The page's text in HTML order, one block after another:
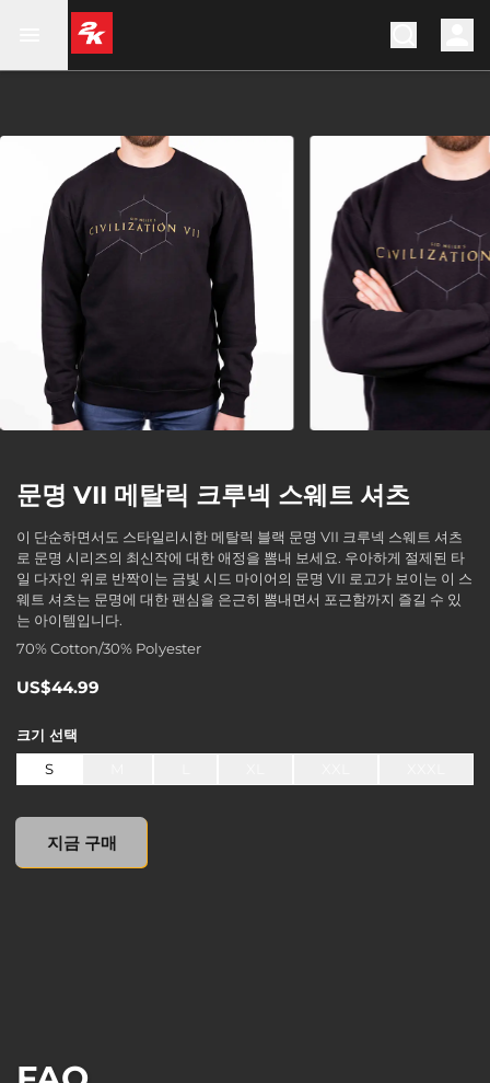
문명 VII 메탈릭 크루넥 스웨트 셔츠
이 단순하면서도 스타일리시한 메탈릭 블랙 문명 VII 크루넥 스웨트 셔츠
로 문명 시리즈의 최신작에 대한 애정을 뽐내 보세요. 우아하게 절제된 타
일 다자인 위로 반짝이는 금빛 시드 마이어의 문명 VII 로고가 보이는 이 스
웨트 셔츠는 문명에 대한 팬심을 은근히 뽐내면서 포근함까지 즐길 수 있
는 아이템입니다.
70% Cotton/30% Polyester
US$44.99
크기 선택
S
지금 구매
undefined, , US$0.00